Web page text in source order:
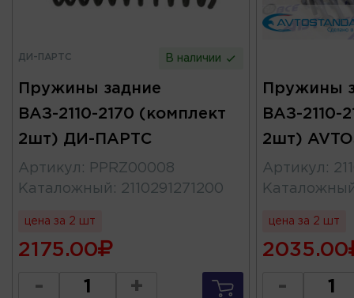
ДИ-ПАРТС В наличии
Пружины задние
ВАЗ-2110-2170 (комплект
2шт) ДИ-ПАРТС
Артикул :
PPRZ00008
Каталожный : 2110291271200
цена за 2 шт
2175.00
- +
Пружины
ВАЗ-2110-
2шт)
Артикул :
цена за 2 шт
2035.00
-